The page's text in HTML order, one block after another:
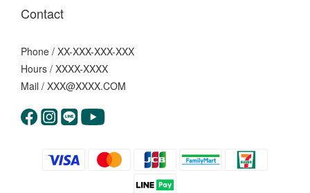
Contact
Phone / XX-XXX-XXX-XXX
Hours / XXXX-XXXX
Mail / XXX@XXXX.COM